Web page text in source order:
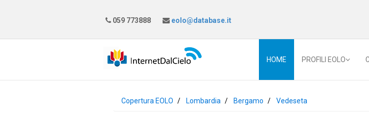
059 773888 eolo@database.it
HOME PROFILI EOLO
Copertura EOLO Lombardia Bergamo Vedeseta